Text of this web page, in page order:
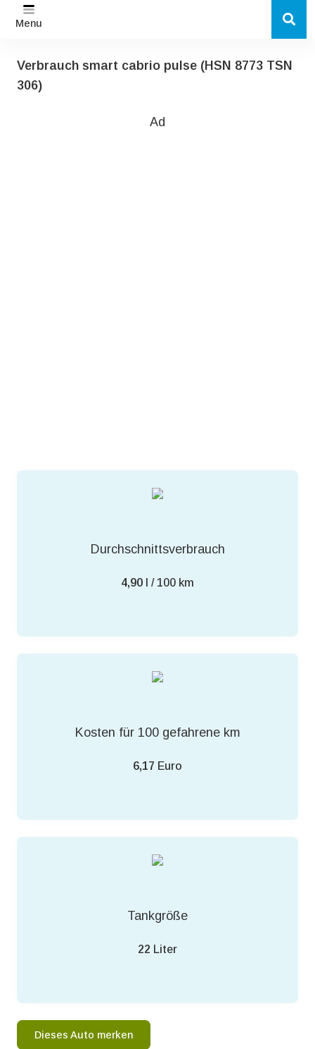
Menu
Verbrauch smart cabrio pulse (HSN 8773 TSN
306)
Ad
Durchschnittsverbrauch
4,90 l / 100 km
Kosten für 100 gefahrene km
6,17 Euro
Tankgröße
22 Liter
Dieses Auto merken